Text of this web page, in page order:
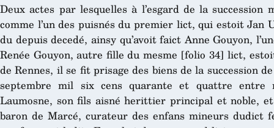
Deux actes par lesquelles à l’esgard de la
comme l’un des puisnés du premier lict, qui estoit Jan
du depuis decedé, ainsy qu’avoit faict Anne Gouyon,
Renée Gouyon, autre fille du mesme [folio 34] lict,
de Rennes, il se fit prisage des biens de la succession
septembre mil six cens quarante et quattre entre
Laumosne, son fils aisné herittier principal et noble,
baron de Marcé, curateur des enfans mineurs dudict